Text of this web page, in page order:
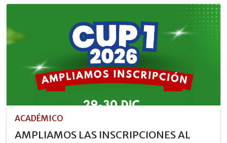
ACADÉMICO
AMPLIAMOS LAS INSCRIPCIONES AL